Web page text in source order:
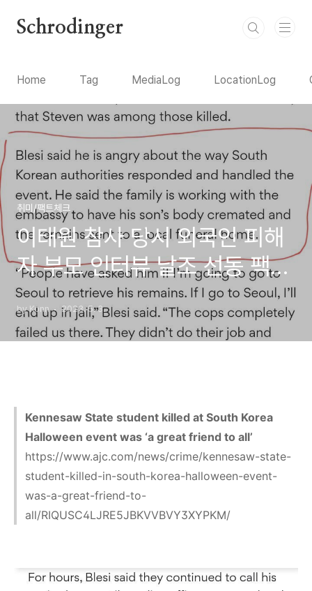
Schrodinger
Home Tag MediaLog LocationLog
취미/팩트체크
이태원 참사 당시 외국인 피해
자 부모 인터뷰 날조 선동 팩트
체크.
by Konn 2023. 5. 3.
Kennesaw State student killed at South Korea
Halloween event was ‘a great friend to all’
https://www.ajc.com/news/crime/kennesaw-state-
student-killed-in-south-korea-halloween-event-
was-a-great-friend-to-
all/RIQUSC4LJRE5JBKVVBVY3XYPKM/